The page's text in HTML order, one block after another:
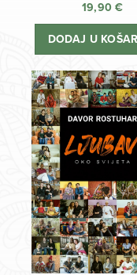
19,90€
DODAJ U